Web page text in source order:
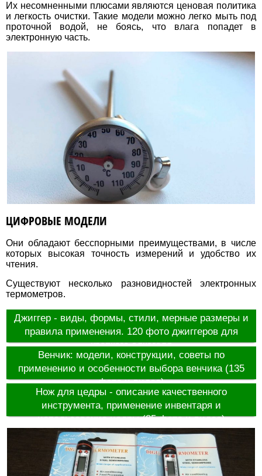
Их несомненными плюсами являются ценовая политика
и легкость очистки. Такие модели можно легко мыть под
проточной водой, не боясь, что влага попадет в
электронную часть.
ЦИФРОВЫЕ МОДЕЛИ
Они обладают бесспорными преимуществами, в числе
которых высокая точность измерений и удобство их
чтения.
Существуют несколько разновидностей электронных
термометров.
Джиггер - виды, формы, стили, мерные размеры и
правила применения. 120 фото джиггеров для
крепкого алкоголя
Венчик: модели, конструкции, советы по
применению и особенности выбора венчика (135
фото и видео)
Нож для цедры - описание качественного
инструмента, применение инвентаря и
использование цедры (85 фото и видео)